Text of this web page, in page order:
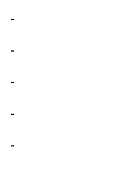
-
-
-
-
-